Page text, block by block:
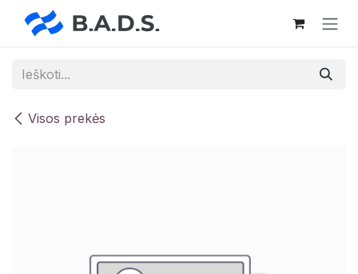
Skip to Content
Visos prekės